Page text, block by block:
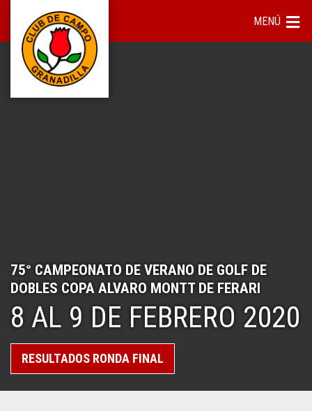
MENÚ
75° CAMPEONATO DE VERANO DE GOLF DE
DOBLES COPA ALVARO MONTT DE FERARI
8 AL 9 DE FEBRERO 2020
RESULTADOS RONDA FINAL